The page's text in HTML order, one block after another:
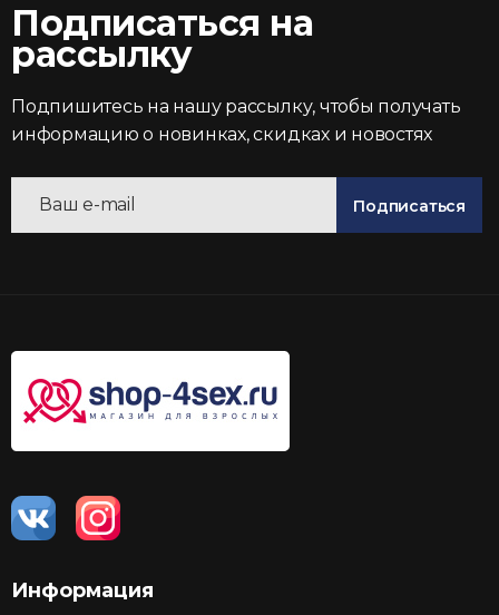
Подписаться на
рассылку
Подпишитесь на нашу рассылку, чтобы получать
информацию о новинках, скидках и новостях
Подписаться
Информация